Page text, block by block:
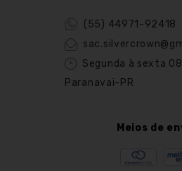
(55) 44971-92418
Segunda à sexta
Paranavai-PR
Meios de